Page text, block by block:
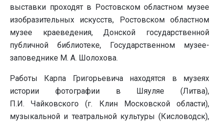
выставки проходят в Ростовском областном музее
изобразительных искусств, Ростовском областном
музее краеведения, Донской государственной
публичной библиотеке, Государственном музее-
заповеднике М. А. Шолохова.
Работы Карпа Григорьевича находятся в музеях
истории фотографии в Шяуляе (Литва),
П.И. Чайковского (г. Клин Московской области),
музыкальной и театральной культуры (Кисловодск),